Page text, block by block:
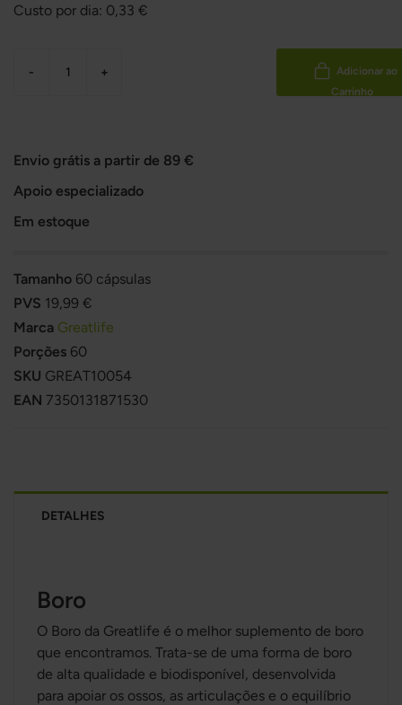
Custo por dia: 0,33 €
- +
Adicionar ao
Carrinho
Envio grátis a partir de 89 €
Apoio especializado
Em estoque
Tamanho 60 cápsulas
PVS 19,99 €
Marca Greatlife
Porções 60
SKU GREAT10054
EAN 7350131871530
DETALHES
Boro
O Boro da Greatlife é o melhor suplemento de boro
que encontramos. Trata-se de uma forma de boro
de alta qualidade e biodisponível, desenvolvida
para apoiar os ossos, as articulações e o equilíbrio